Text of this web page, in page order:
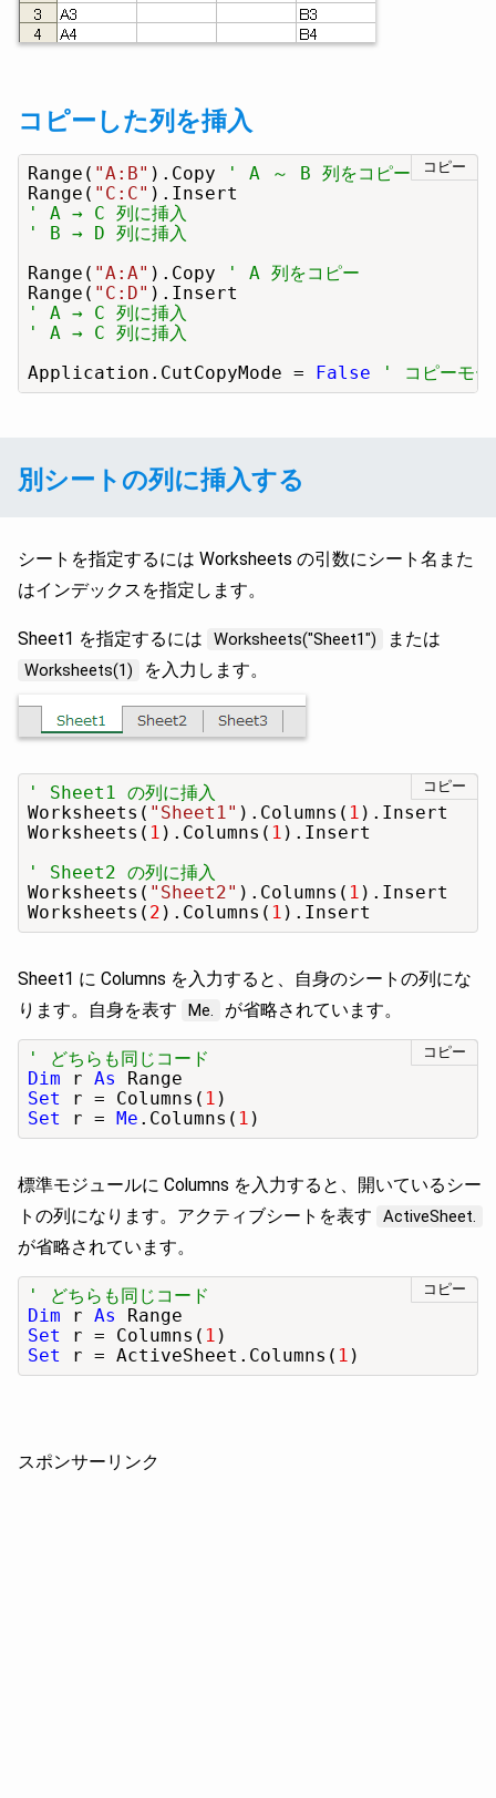
コピーした列を挿入
コピー
Range( "A:B" ).Copy
' A ～ B 列をコピー
Range( "C:C"
' A → C 列に挿入
' B → D 列に挿入
Range( "A:A" ).Copy
' A 列をコピー
Range( "C:D"
' A → C 列に挿入
' A → C 列に挿入
Application.CutCopyMode = False ' コピーモー
別シートの列に挿入する
シートを指定するには Worksheets の引数にシート名また
はインデックスを指定します。
Sheet1 を指定するには Worksheets("Sheet1") または
Worksheets(1) を入力します。
コピー
' Sheet1 の列に挿入
Worksheets( "Sheet1" ).Columns( 1 ).Insert
Worksheets( 1 ).Columns( 1 ).Insert
' Sheet2 の列に挿入
Worksheets( "Sheet2" ).Columns( 1 ).Insert
Worksheets( 2 ).Columns( 1 ).Insert
Sheet1 に Columns を入力すると、自身のシートの列にな
ります。自身を表す
Me. が省略されています。
コピー
' どちらも同じコード
Dim r As
Set
r = Columns( 1
Set
r = Me .Columns( 1 )
標準モジュールに Columns を入力すると、開いているシー
トの列になります。アクティブシートを表す
ActiveSheet.
が省略されています。
コピー
' どちらも同じコード
Dim r As
Set
r = Columns( 1
Set
r = ActiveSheet.Columns( 1 )
スポンサーリンク